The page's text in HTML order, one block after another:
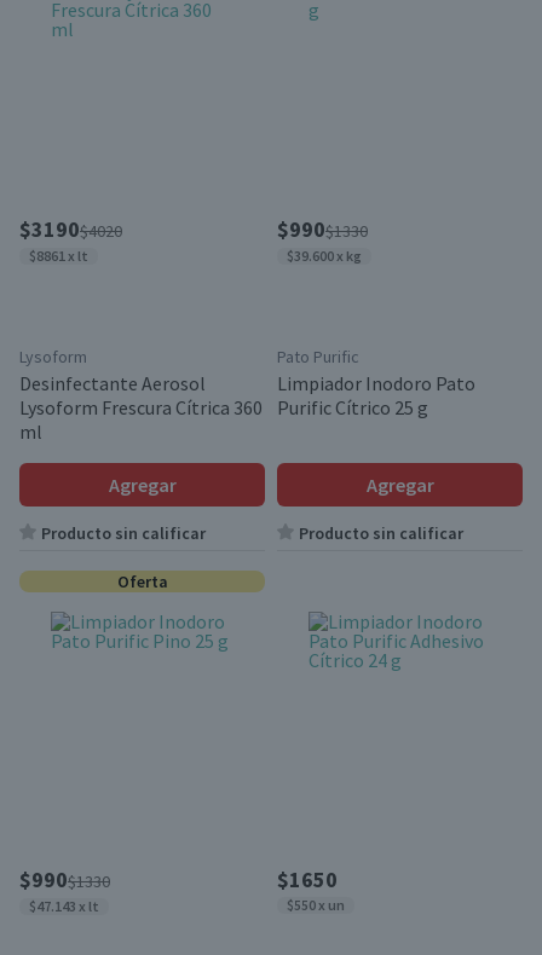
$3190$4020
$8861 x lt
Lysoform
Desinfectante Aerosol
Lysoform Frescura Cítrica 360
ml
Agregar
Producto sin calificar
$990$1330
$39.600 x kg
Pato Purific
Limpiador Inodoro Pato
Purific Cítrico 25 g
Agregar
Producto sin calificar
Oferta
$990$1330
$47.143 x lt
$1650
$550 x un